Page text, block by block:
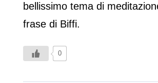
bellissimo tema di
frase di Biffi.
0